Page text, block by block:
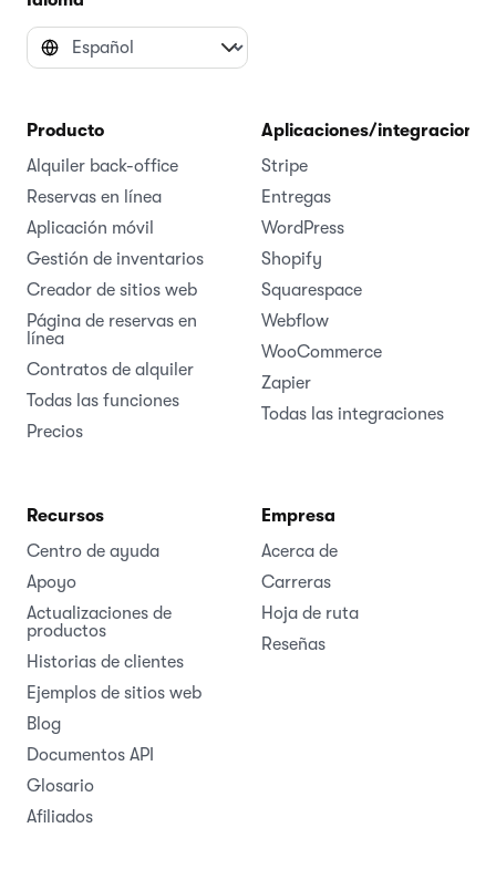
Producto
Alquiler back-office
Reservas en línea
Aplicación móvil
Gestión de inventarios
Creador de sitios web
Página de reservas en
línea
Contratos de alquiler
Todas las funciones
Precios
Aplicaciones/integraciones
Stripe
Entregas
WordPress
Shopify
Squarespace
Webflow
WooCommerce
Zapier
Todas las integraciones
Recursos
Centro de ayuda
Apoyo
Actualizaciones de
productos
Historias de clientes
Ejemplos de sitios web
Blog
Documentos API
Glosario
Afiliados
Empresa
Acerca de
Carreras
Hoja de ruta
Reseñas